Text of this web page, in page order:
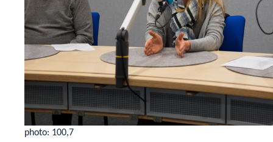
photo: 100,7